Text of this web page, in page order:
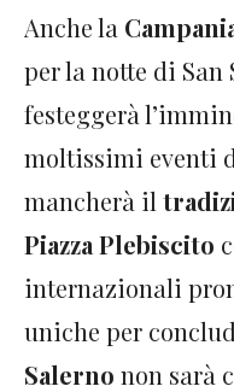
Anche la
per la notte di San
festeggerà
moltissimi eventi
mancherà il
Piazza Plebiscito
internazionali
uniche per
Salerno non sarà